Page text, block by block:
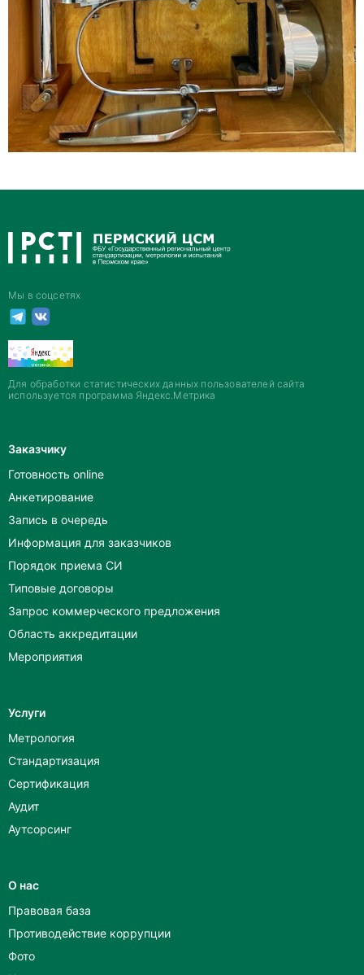
Мы в соцсетях
Для обработки статистических данных пользователей сайта
используется программа Яндекс.Метрика
Заказчику
Готовность online
Анкетирование
Запись в очередь
Информация для заказчиков
Порядок приема СИ
Типовые договоры
Запрос коммерческого предложения
Область аккредитации
Мероприятия
Услуги
Метрология
Стандартизация
Сертификация
Аудит
Аутсорсинг
О нас
Правовая база
Противодействие коррупции
Фото